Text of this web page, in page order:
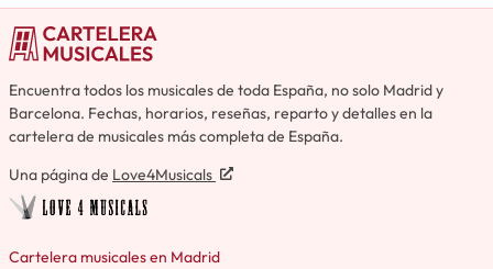
Encuentra todos los musicales de toda España, no solo Madrid y
Barcelona. Fechas, horarios, reseñas, reparto y detalles en la
cartelera de musicales más completa de España.
Una página de Love4Musicals
Cartelera musicales en Madrid